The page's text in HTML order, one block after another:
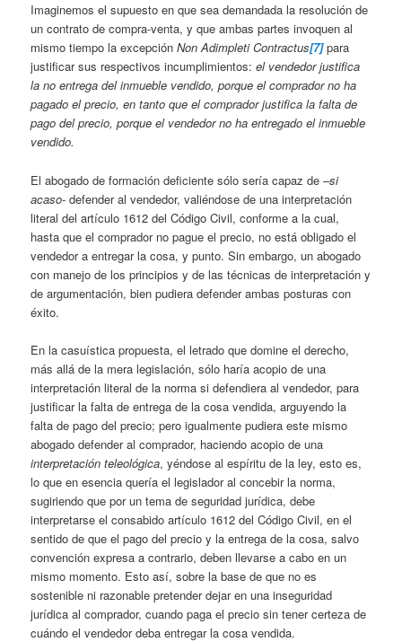
Imaginemos el supuesto en que sea demandada la resolución de
un contrato de compra-venta, y que ambas partes invoquen al
mismo tiempo la excepciónNon Adimpleti Contractus[7]para
justificar sus respectivos incumplimientos:el vendedor justifica
la no entrega del inmueble vendido, porque el comprador no ha
pagado el precio, en tanto que el comprador justifica la falta de
pago del precio, porque el vendedor no ha entregado el inmueble
vendido.
El abogado de formación deficiente sólo sería capaz de–si
acaso- defender al vendedor, valiéndose de una interpretación
literal del artículo 1612 del Código Civil, conforme a la cual,
hasta que el comprador no pague el precio, no está obligado el
vendedor a entregar la cosa, y punto. Sin embargo, un abogado
con manejo de los principios y de las técnicas de interpretación y
de argumentación, bien pudiera defender ambas posturas con
éxito.
En la casuística propuesta, el letrado que domine el derecho,
más allá de la mera legislación, sólo haría acopio de una
interpretación literal de la norma si defendiera al vendedor, para
justificar la falta de entrega de la cosa vendida, arguyendo la
falta de pago del precio; pero igualmente pudiera este mismo
abogado defender al comprador, haciendo acopio de una
interpretación teleológica, yéndose al espíritu de la ley, esto es,
lo que en esencia quería el legislador al concebir la norma,
sugiriendo que por un tema de seguridad jurídica, debe
interpretarse el consabido artículo 1612 del Código Civil, en el
sentido de que el pago del precio y la entrega de la cosa, salvo
convención expresa a contrario, deben llevarse a cabo en un
mismo momento. Esto así, sobre la base de que no es
sostenible ni razonable pretender dejar en una inseguridad
jurídica al comprador, cuando paga el precio sin tener certeza de
cuándo el vendedor deba entregar la cosa vendida.